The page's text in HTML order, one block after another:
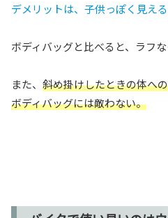
デメリットは、子供っぽく見える
ボディバッグと比べると、ラフ
また、 斜め掛けしたときの体へ
ボディバッグには敵わない。